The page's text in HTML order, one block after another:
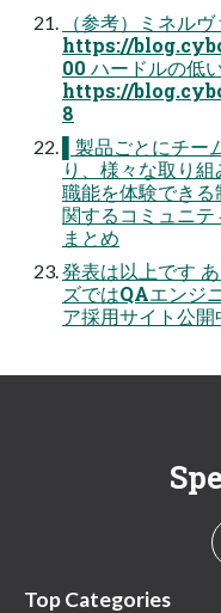
（参考）ミネル
https://
00 ハードルの低
https://
8
▌製品ごとにチ
り、様々な取り
職能を体験でき
関するコミュニ
まとめ
発表は以上です
ズではQAエンジ
ア採用サイト公開
Top Categories